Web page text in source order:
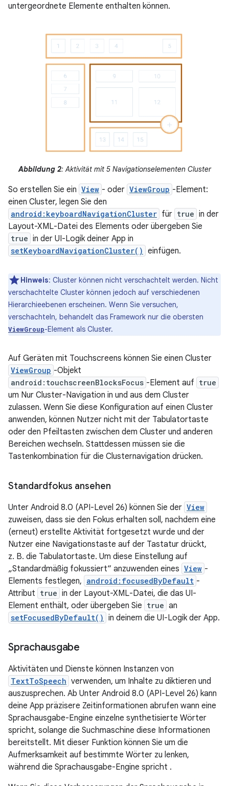
untergeordnete Elemente enthalten können.
Abbildung 2: Aktivität mit 5 Navigationselementen Cluster
So erstellen Sie ein View - oder ViewGroup -Element:
einen Cluster, legen Sie den
android:keyboardNavigationCluster für true in der
Layout-XML-Datei des Elements oder übergeben Sie
true in der UI-Logik deiner App in
setKeyboardNavigationCluster() einfügen.
Hinweis: Cluster können nicht verschachtelt werden. Nicht
verschachtelte Cluster können jedoch auf verschiedenen
Hierarchieebenen erscheinen. Wenn Sie versuchen,
verschachteln, behandelt das Framework nur die obersten
ViewGroup-Element als Cluster.
Auf Geräten mit Touchscreens können Sie einen Cluster
ViewGroup -Objekt
android:touchscreenBlocksFocus -Element auf true
um Nur Cluster-Navigation in und aus dem Cluster
zulassen. Wenn Sie diese Konfiguration auf einen Cluster
anwenden, können Nutzer nicht mit der Tabulatortaste
oder den Pfeiltasten zwischen dem Cluster und anderen
Bereichen wechseln. Stattdessen müssen sie die
Tastenkombination für die Clusternavigation drücken.
Standardfokus ansehen
Unter Android 8.0 (API-Level 26) können Sie der View
zuweisen, dass sie den Fokus erhalten soll, nachdem eine
(erneut) erstellte Aktivität fortgesetzt wurde und der
Nutzer eine Navigationstaste auf der Tastatur drückt,
z. B. die Tabulatortaste. Um diese Einstellung auf
„Standardmäßig fokussiert“ anzuwenden eines View -
Elements festlegen, android:focusedByDefault -
Attribut true in der Layout-XML-Datei, die das UI-
Element enthält, oder übergeben Sie true an
setFocusedByDefault() in deinem die UI-Logik der App.
Sprachausgabe
Aktivitäten und Dienste können Instanzen von
TextToSpeech verwenden, um Inhalte zu diktieren und
auszusprechen. Ab Unter Android 8.0 (API-Level 26) kann
deine App präzisere Zeitinformationen abrufen wann eine
Sprachausgabe-Engine einzelne synthetisierte Wörter
spricht, solange die Suchmaschine diese Informationen
bereitstellt. Mit dieser Funktion können Sie um die
Aufmerksamkeit auf bestimmte Wörter zu lenken,
während die Sprachausgabe-Engine spricht .